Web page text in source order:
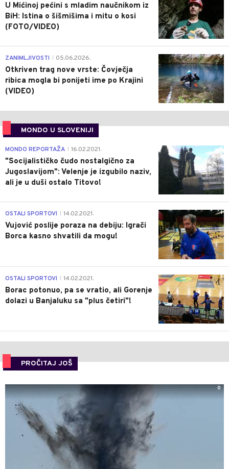
U Mićinoj pećini s mladim naučnikom iz
BiH: Istina o šišmišima i mitu o kosi
(FOTO/VIDEO)
0
ZANIMLJIVOSTI 05.06.2026.
Otkriven trag nove vrste: Čovječja
ribica mogla bi ponijeti ime po Krajini
(VIDEO)
MONDO U SLOVENIJI
4
MONDO REPORTAŽA 16.02.2021.
"Socijalističko čudo nostalgično za
Jugoslavijom": Velenje je izgubilo naziv,
ali je u duši ostalo Titovo!
1
OSTALI SPORTOVI 14.02.2021.
Vujović poslije poraza na debiju: Igrači
Borca kasno shvatili da mogu!
3
OSTALI SPORTOVI 14.02.2021.
Borac potonuo, pa se vratio, ali Gorenje
dolazi u Banjaluku sa "plus četiri"!
PROČITAJ JOŠ
0